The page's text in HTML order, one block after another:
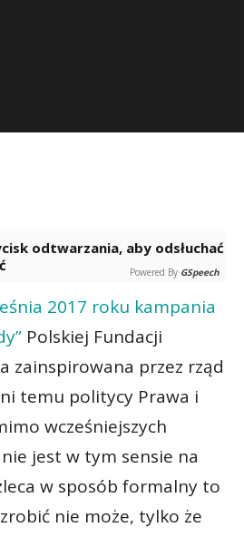
Powered By GSpeech
2017 roku kampania
Polskiej Fundacji
zainspirowana przez rząd
temu politycy Prawa i
wcześniejszych
jest w tym sensie na
w sposób formalny to
nie może, tylko że